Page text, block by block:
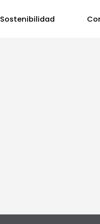
Sostenibilidad